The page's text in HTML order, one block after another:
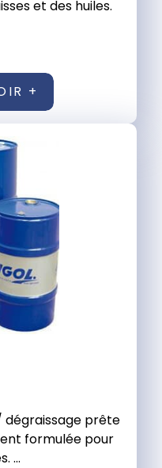
et des huiles.
+
dégraissage prête
formulée pour
...